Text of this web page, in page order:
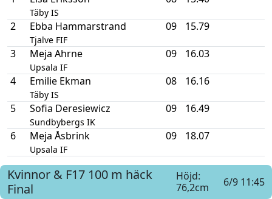
Täby IS
2 Ebba Hammarstrand
Tjalve FIF
09 15.79
3 Meja Ahrne
Upsala IF
09 16.03
4 Emilie Ekman
Täby IS
08 16.16
5 Sofia Deresiewicz
Sundbybergs IK
09 16.49
6 Meja Åsbrink
Upsala IF
09 18.07
Kvinnor & F17 100 m häck
Final
Höjd:
76,2cm
6/9 11:45